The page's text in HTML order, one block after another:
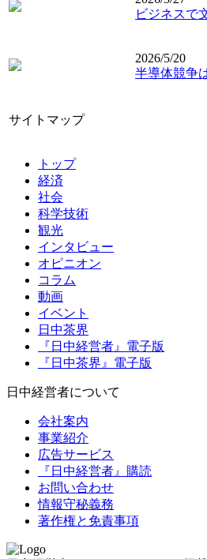
ビジネスで
2026/5/20
半導体競争
サイトマップ
トップ
経済
社会
科学技術
観光
インタビュー
オピニオン
コラム
動画
イベント
日中茶界
『日中経営者』電子版
『日中茶界』電子版
日中経営者について
会社案内
事業紹介
広告サービス
『日中経営者』購読
お問い合わせ
情報守秘義務
著作権と免責事項